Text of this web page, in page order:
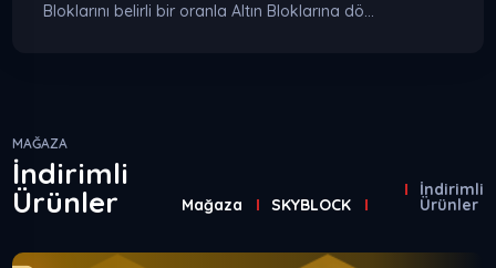
Bloklarını belirli bir oranla Altın Bloklarına dö...
MAĞAZA
İndirimli
Ürünler Mağaza SKYBLOCK
İndirimli
Ürünler